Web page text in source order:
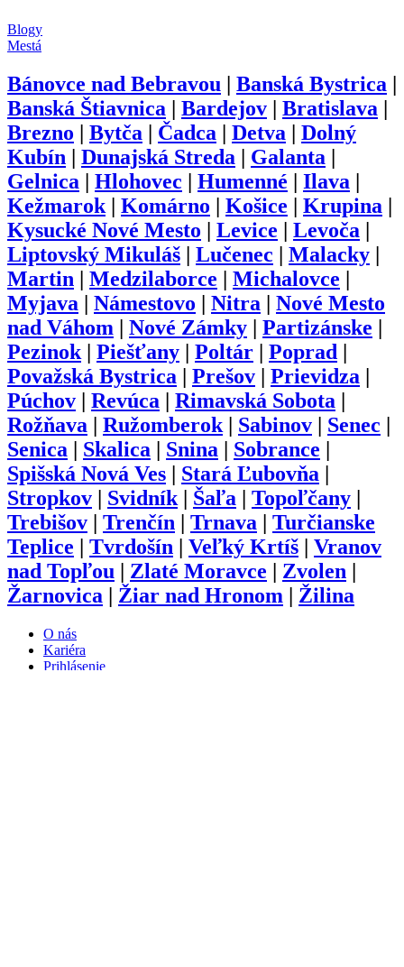
Blogy
Mestá
Bánovce nad Bebravou | Banská Bystrica |
Banská Štiavnica | Bardejov | Bratislava |
Brezno | Bytča | Čadca | Detva | Dolný
Kubín | Dunajská Streda | Galanta |
Gelnica | Hlohovec | Humenné | Ilava |
Kežmarok | Komárno | Košice | Krupina |
Kysucké Nové Mesto | Levice | Levoča |
Liptovský Mikuláš | Lučenec | Malacky |
Martin | Medzilaborce | Michalovce |
Myjava | Námestovo | Nitra | Nové Mesto
nad Váhom | Nové Zámky | Partizánske |
Pezinok | Piešťany | Poltár | Poprad |
Považská Bystrica | Prešov | Prievidza |
Púchov | Revúca | Rimavská Sobota |
Rožňava | Ružomberok | Sabinov | Senec |
Senica | Skalica | Snina | Sobrance |
Spišská Nová Ves | Stará Ľubovňa |
Stropkov | Svidník | Šaľa | Topoľčany |
Trebišov | Trenčín | Trnava | Turčianske
Teplice | Tvrdošín | Veľký Krtíš | Vranov
nad Topľou | Zlaté Moravce | Zvolen |
Žarnovica | Žiar nad Hronom | Žilina
O nás
Kariéra
Prihlásenie